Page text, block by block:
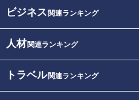
ビジネス 関連ランキング
人材関連ランキング
トラベル関連ランキング